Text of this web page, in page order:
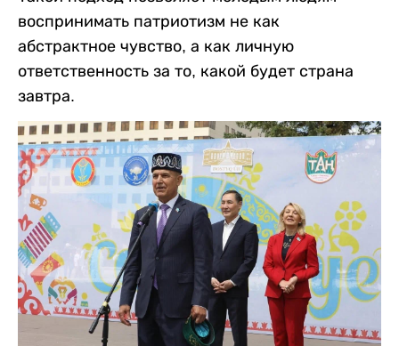
воспринимать патриотизм не как
абстрактное чувство, а как личную
ответственность за то, какой будет страна
завтра.